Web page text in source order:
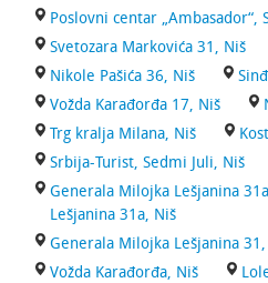
Poslovni centar „Ambasador“,
Svetozara Markovića 31, Niš
Nikole Pašića 36, Niš
Vožda Karađorđa 17, Niš
Trg kralja Milana, Niš
Srbija-Turist, Sedmi Juli, Niš
Generala Milojka Lešjanina
Lešjanina 31a, Niš
Generala Milojka Lešjanina
Vožda Karađorđa, Niš